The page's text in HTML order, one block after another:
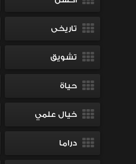
تاريخى
تشويق
حياة
خيال علمي
دراما